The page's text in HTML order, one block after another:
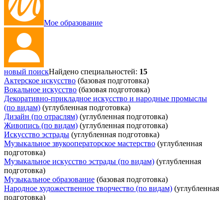
Мое образование
новый поискНайдено специальностей: 15
Актерское искусство (базовая подготовка)
Вокальное искусство (базовая подготовка)
Декоративно-прикладное искусство и народные промыслы
(по видам) (углубленная подготовка)
Дизайн (по отраслям) (углубленная подготовка)
Живопись (по видам) (углубленная подготовка)
Искусство эстрады (углубленная подготовка)
Музыкальное звукооператорское мастерство (углубленная
подготовка)
Музыкальное искусство эстрады (по видам) (углубленная
подготовка)
Музыкальное образование (базовая подготовка)
Народное художественное творчество (по видам) (углубленная
подготовка)